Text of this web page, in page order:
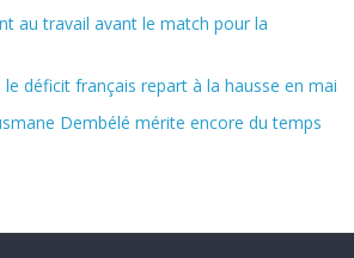
au travail avant le match pour la
déficit français repart à la hausse en mai
Dembélé mérite encore du temps